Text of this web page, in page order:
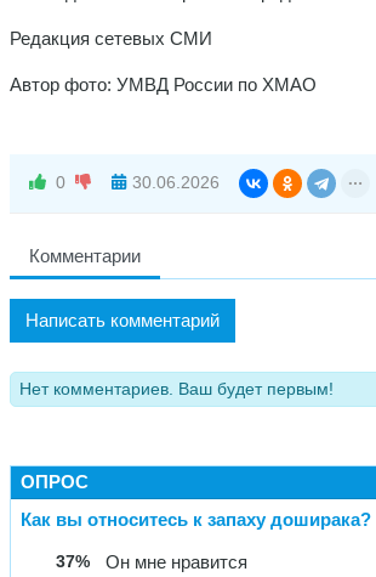
Редакция сетевых СМИ
Автор фото: УМВД России по ХМАО
0 30.06.2026
Комментарии
Написать комментарий
Нет комментариев. Ваш будет первым!
ОПРОС
Как вы относитесь к запаху доширака?
37% Он мне нравится